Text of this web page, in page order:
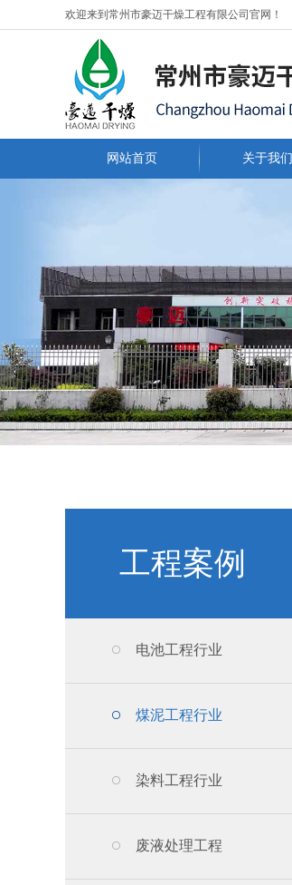
欢迎来到常州市豪迈干燥工程有限公司官网！
网站首页 关于我们
工程案例
电池工程行业
煤泥工程行业
染料工程行业
废液处理工程